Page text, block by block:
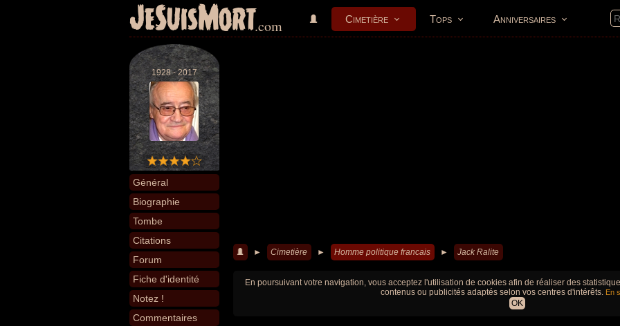
JeSuisMort.com Cimetière Tops Anniversaires
1928 - 2017
Général
Biographie
Tombe
Citations
Forum
Fiche d'identité
Notez !
Commentaires
► Cimetière ► Homme politique francais ► Jack Ralite
En poursuivant votre navigation, vous acceptez l'utilisation de cookies afin de réaliser des
contenus ou publicités adaptés selon vos centres d'intérêts. En
OK